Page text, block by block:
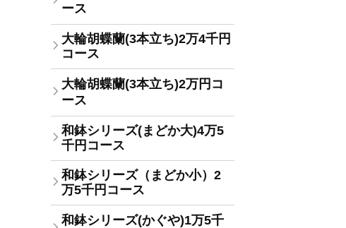
ース
大輪胡蝶蘭(3本立ち)2万4千円
コース
大輪胡蝶蘭(3本立ち)2万円コ
ース
和鉢シリーズ(まどか大)4万5
千円コース
和鉢シリーズ（まどか小）2
万5千円コース
和鉢シリーズ(かぐや)1万5千